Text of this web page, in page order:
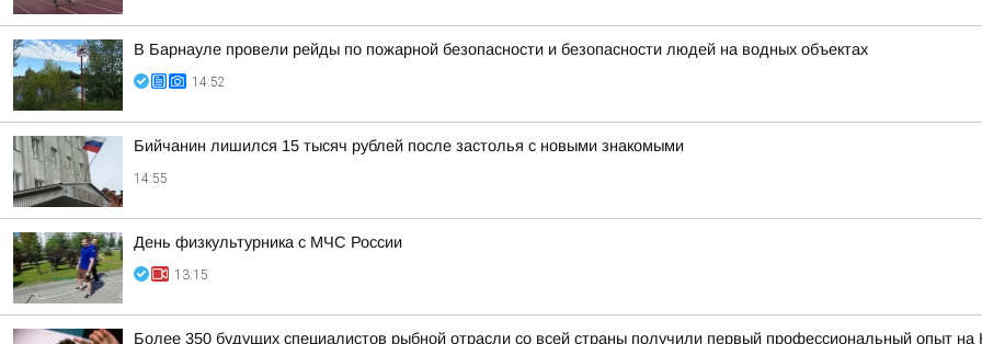
В Барнауле провели рейды по пожарной безопасности и безопасности людей на водных объектах
14:52
Бийчанин лишился 15 тысяч рублей после застолья с новыми знакомыми
14:55
День физкультурника с МЧС России
13:15
Более 350 будущих специалистов рыбной отрасли со всей страны получили первый профессиональный опыт на